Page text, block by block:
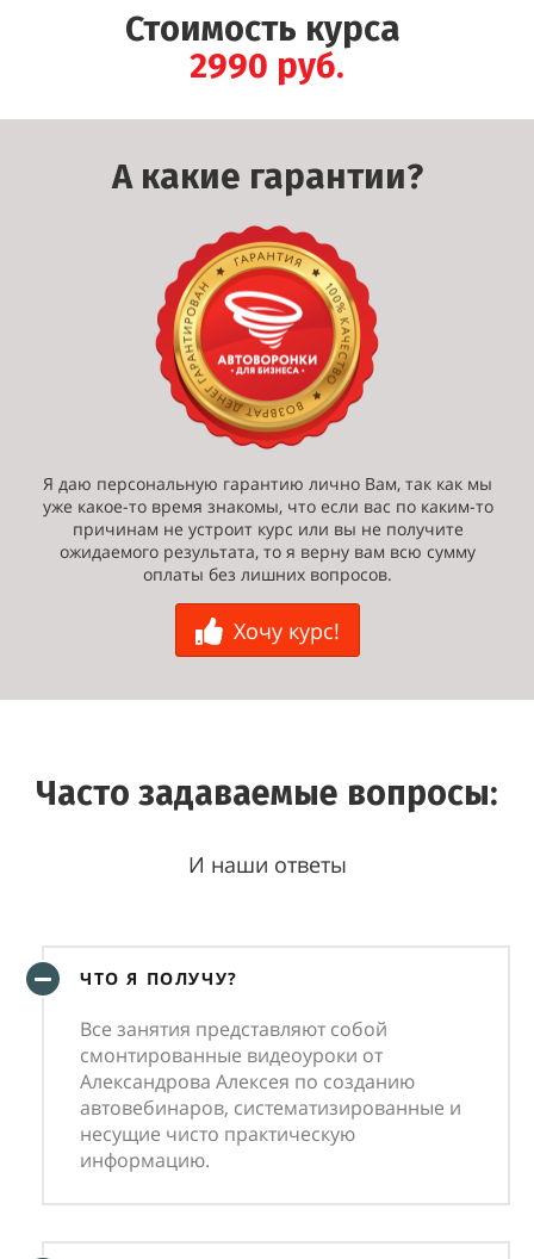
Стоимость курса
2990 руб.
А какие гарантии?
Я даю персональную гарантию лично Вам, так как мы
уже какое-то время знакомы, что если вас по каким-то
причинам не устроит курс или вы не получите
ожидаемого результата, то я верну вам всю сумму
оплаты без лишних вопросов.
Хочу курс!
Часто задаваемые вопросы:
И наши ответы
ЧТО Я ПОЛУЧУ?
Все занятия представляют собой
смонтированные видеоуроки от
Александрова Алексея по созданию
автовебинаров, систематизированные и
несущие чисто практическую
информацию.